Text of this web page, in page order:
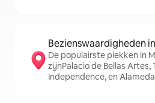
Bezienswaardigheden
De populairste plekken in
zijnPalacio de Bellas Artes,
Independence, en